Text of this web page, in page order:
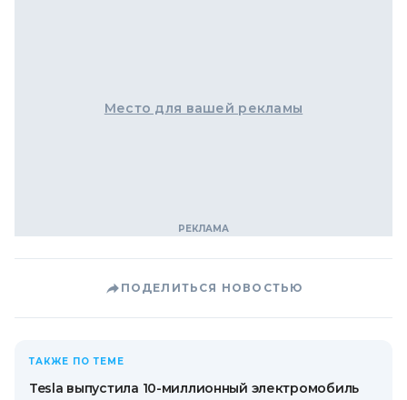
Место для вашей рекламы
ПОДЕЛИТЬСЯ НОВОСТЬЮ
ТАКЖЕ ПО ТЕМЕ
Tesla выпустила 10-миллионный электромобиль